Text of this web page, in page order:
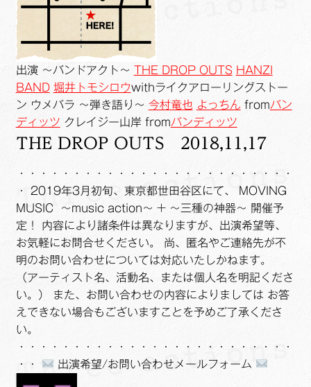
出演 〜バンドアクト〜 THE DROP OUTS HANZI
BAND 堀井トモシロウwithライクアローリングストー
ン ウメバラ 〜弾き語り〜 今村竜也 よっちんfromバン
ディッツ クレイジー山岸 fromバンディッツ
THE DROP OUTS 2018,11,17
・・・・・・・・・・・・・・・・・・・・・・・・・
・ 2019年3月初旬、東京都世田谷区にて、 MOVING
MUSIC ～music action～ + ～三種の神器～ 開催予
定！ 内容により諸条件は異なりますが、出演希望等、
お気軽にお問合せください。 尚、匿名やご連絡先が不
明のお問い合わせについては対応いたしかねます。
（アーティスト名、活動名、または個人名を明記くださ
い。）
また、お問い合わせの内容によりましては お答
えできない場合もございますことを予めご了承くださ
い。
・・・・・・・・・・・・・・・・・・・・・・・・・
・・
出演希望/お問い合わせメールフォーム